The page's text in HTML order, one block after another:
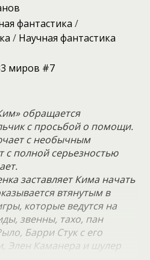
фантастика /
/ Научная фантастика
миров #7
обращается
с просьбой о помощи.
с необычным
с полной серьезностью
заставляет Кима начать
втянутым в
которые ведутся на
звенны, тахо, пан
Барри Стук с его
Элен Каманера и шулер